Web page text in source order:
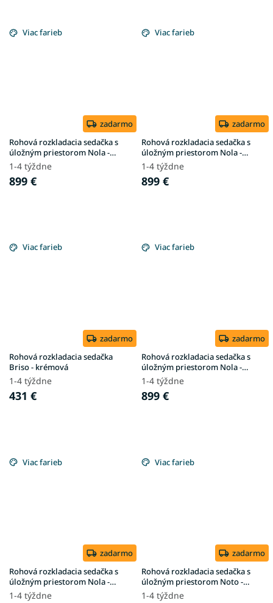
Viac farieb
zadarmo
Rohová rozkladacia sedačka s
úložným priestorom Nola -
zelená
1-4 týždne
899 €
Viac farieb
zadarmo
Rohová rozkladacia sedačka s
úložným priestorom Nola -
modrá
1-4 týždne
899 €
Viac farieb
zadarmo
Rohová rozkladacia sedačka
Briso - krémová
1-4 týždne
431 €
Viac farieb
zadarmo
Rohová rozkladacia sedačka s
úložným priestorom Nola -
horčicová
1-4 týždne
899 €
Viac farieb
zadarmo
Rohová rozkladacia sedačka s
úložným priestorom Nola -
krémová
1-4 týždne
Viac farieb
zadarmo
Rohová rozkladacia sedačka s
úložným priestorom Noto -
krémová
1-4 týždne